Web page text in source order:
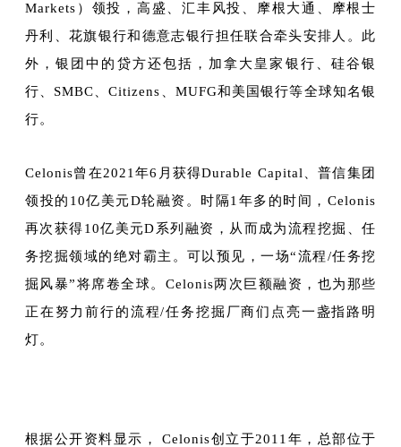
Markets）领投，高盛、汇丰风投、摩根大通、摩根士
丹利、花旗银行和德意志银行担任联合牵头安排人。此
外，银团中的贷方还包括，加拿大皇家银行、硅谷银
行、SMBC、Citizens、MUFG和美国银行等全球知名银
行。
Celonis曾在2021年6月获得Durable Capital、普信集团
领投的10亿美元D轮融资。时隔1年多的时间，Celonis
再次获得10亿美元D系列融资，从而成为流程挖掘、任
务挖掘领域的绝对霸主。可以预见，一场“流程/任务挖
掘风暴”将席卷全球。Celonis两次巨额融资，也为那些
正在努力前行的流程/任务挖掘厂商们点亮一盏指路明
灯。
根据公开资料显示， Celonis创立于2011年，总部位于